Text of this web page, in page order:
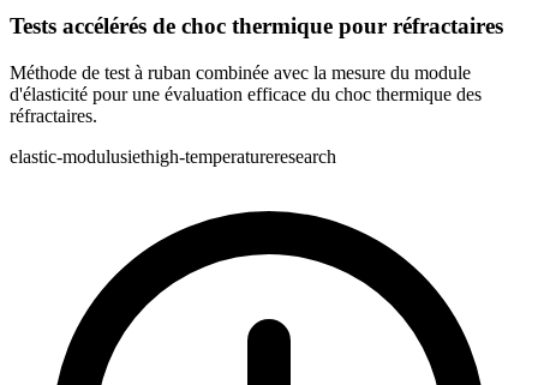
Tests accélérés de choc thermique pour réfractaires
Méthode de test à ruban combinée avec la mesure du module
d'élasticité pour une évaluation efficace du choc thermique des
réfractaires.
elastic-modulusiethigh-temperatureresearch